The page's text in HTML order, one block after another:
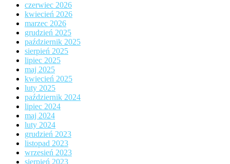
czerwiec 2026
kwiecień 2026
marzec 2026
grudzień 2025
październik 2025
sierpień 2025
lipiec 2025
maj 2025
kwiecień 2025
luty 2025
październik 2024
lipiec 2024
maj 2024
luty 2024
grudzień 2023
listopad 2023
wrzesień 2023
sierpień 2023